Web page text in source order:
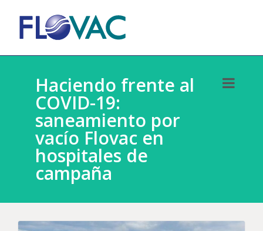
Haciendo frente al
COVID-19:
saneamiento por
vacío Flovac en
hospitales de
campaña